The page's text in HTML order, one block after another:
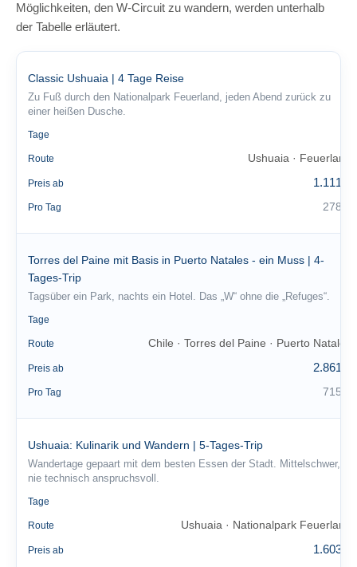
Möglichkeiten, den W-Circuit zu wandern, werden unterhalb
der Tabelle erläutert.
Classic Ushuaia | 4 Tage Reise
Zu Fuß durch den Nationalpark Feuerland, jeden Abend zurück zu
einer heißen Dusche.
Tage
Route Ushuaia · Feuerland
Preis ab 1.111 €
Pro Tag 278 €
Torres del Paine mit Basis in Puerto Natales - ein Muss | 4-
Tages-Trip
Tagsüber ein Park, nachts ein Hotel. Das „W“ ohne die „Refuges“.
Tage
Route Chile · Torres del Paine · Puerto Natales
Preis ab 2.861 €
Pro Tag 715 €
Ushuaia: Kulinarik und Wandern | 5-Tages-Trip
Wandertage gepaart mit dem besten Essen der Stadt. Mittelschwer,
nie technisch anspruchsvoll.
Tage
Route Ushuaia · Nationalpark Feuerland
Preis ab 1.603 €